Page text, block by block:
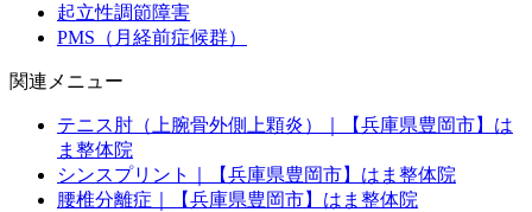
起立性調節障害
PMS（月経前症候群）
関連メニュー
テニス肘（上腕骨外側上顆炎）｜【兵庫県豊岡市】は
ま整体院
シンスプリント｜【兵庫県豊岡市】はま整体院
腰椎分離症｜【兵庫県豊岡市】はま整体院